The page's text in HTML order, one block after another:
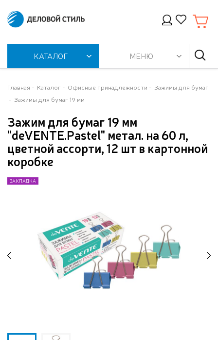
КАТАЛОГ МЕНЮ
Главная Каталог Офисные принадлежности
Зажимы для бумаг
Зажимы для бумаг 19 мм
Зажим для бумаг 19 мм
"deVENTE.Pastel" метал. на 60 л,
цветной ассорти, 12 шт в картонной
коробке
ЗАКЛАДКА
ЗАКЛАДКА
ЗАКЛАДКА